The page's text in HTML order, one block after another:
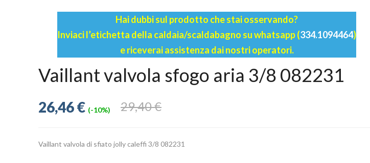
Hai dubbi sul prodotto che stai osservando?
Inviaci l’etichetta della caldaia/scaldabagno su whatsapp (334.1094464)
e riceverai assistenza dai nostri operatori.
Vaillant valvola sfogo aria 3/8 082231
29,40 €
26,46 € (-10%)
Vaillant valvola di sfiato jolly caleffi 3/8 082231